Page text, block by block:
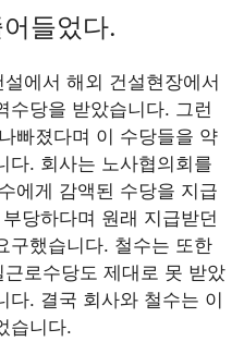
들었다.
에서 해외 건설현장에서
수당을 받았습니다. 그런
빠졌다며 이 수당들을 약
다. 회사는 노사협의회를
에게 감액된 수당을 지급
당하다며 원래 지급받던
구했습니다. 철수는 또한
로수당도 제대로 못 받았
다. 결국 회사와 철수는 이
습니다.